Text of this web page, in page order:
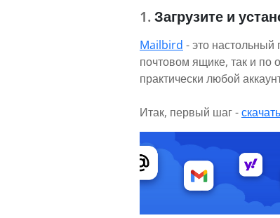
Загрузите и
Mailbird - это настольный
почтовом ящике, так и по
практически любой
Итак, первый шаг -скачать